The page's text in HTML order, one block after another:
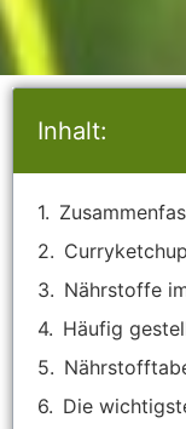
Inhalt:
Nährstoffe
Häufig
Die